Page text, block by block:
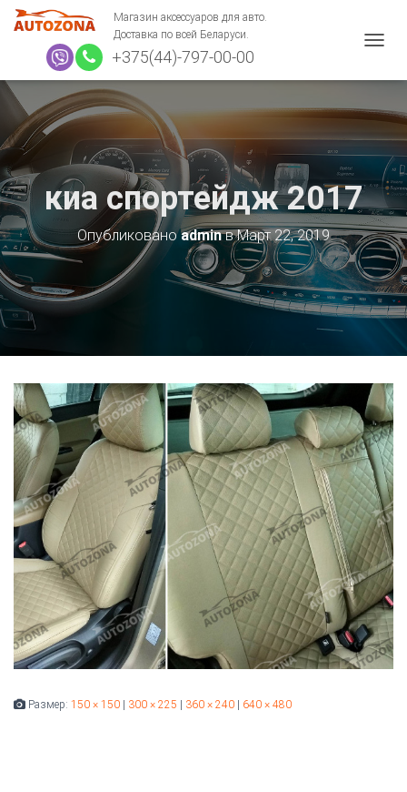
Магазин аксессуаров для авто.
Доставка по всей Беларуси.
+375(44)-797-00-00
Л
Ю
И
Т
Ь
Н
А
В
И
Г
Ю
киа спортейдж 2017
ОпубликованоadminвМарт 22, 2019
Размер: 150 × 150 | 300 × 225 | 360 × 240 | 640 × 480